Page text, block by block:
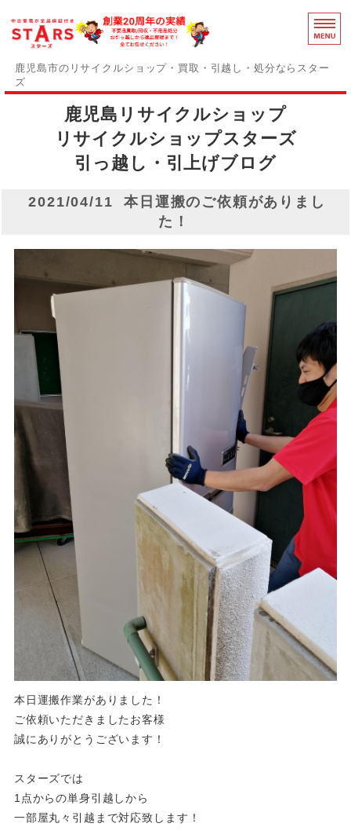
鹿児島の
鹿児島市のリサイクルショップ・買取・引越し・処分ならスター
ズ
スターズの誇りと強み
障がい者支援事業部
お問い合わせ
鹿児島リサイクルショップ
リサイクルショップスターズ
引っ越し・引上げブログ
2021/04/11 本日運搬のご依頼がありまし
た！
本日運搬作業がありました！
ご依頼いただきましたお客様
誠にありがとうございます！
スターズでは
1点からの単身引越しから
一部屋丸々引越まで対応致します！